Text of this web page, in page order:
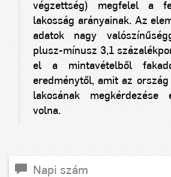
végzettség) megfelel a
lakosság arányainak. Az
adatok nagy
plusz-mínusz 3,1
el a mintavételből
eredménytől, amit az
lakosának megkérdezése
volna.
Napi szám